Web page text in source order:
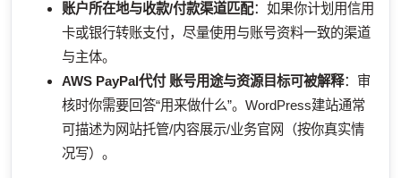
账户所在地与收款/付款渠道匹配：如果你计划用信用
卡或银行转账支付，尽量使用与账号资料一致的渠道
与主体。
AWS PayPal代付 账号用途与资源目标可被解释：审
核时你需要回答“用来做什么”。WordPress建站通常
可描述为网站托管/内容展示/业务官网（按你真实情
况写）。